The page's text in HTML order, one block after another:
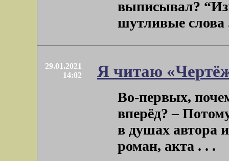
выписывал?
шутливые слова
29.01.2021
14:02
Я читаю
Во-первых,
вперёд? –
в душах автора
роман, акта . . .